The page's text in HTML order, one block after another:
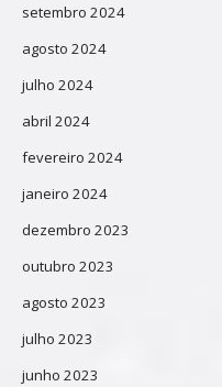
setembro 2024
agosto 2024
julho 2024
abril 2024
fevereiro 2024
janeiro 2024
dezembro 2023
outubro 2023
agosto 2023
julho 2023
junho 2023